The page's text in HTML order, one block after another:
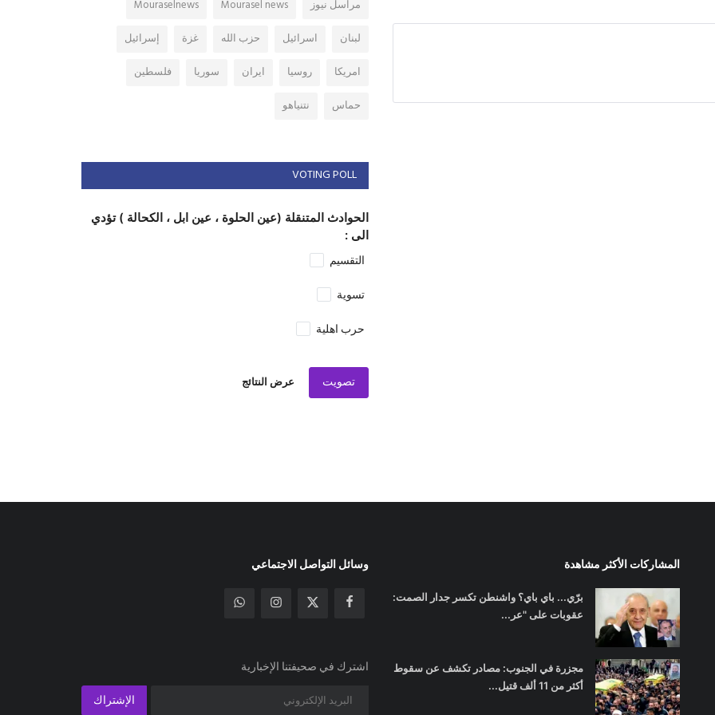
مراسل نيوز Mourasel news
Mouraselnews
لبنان
اسرائيل حزب الله غزة
إسرائيل
امريكا
روسيا ايران سوريا
فلسطين
حماس
نتنياهو
VOTING POLL
الحوادث المتنقلة (عين الحلوة ، عين ابل ، الكحالة ) تؤدي
الى :
التقسيم
تسوية
حرب اهلية
تصويت عرض النتائج
المشاركات الأكثر مشاهدة
برّي... باي باي؟ واشنطن تكسر جدار الصمت:
عقوبات على "عر...
مجزرة في الجنوب: مصادر تكشف عن سقوط
أكثر من 11 ألف قتيل...
وسائل التواصل الاجتماعي
اشترك في صحيفتنا الإخبارية
الإشتراك